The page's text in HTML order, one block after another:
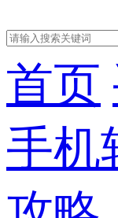
首页
手机